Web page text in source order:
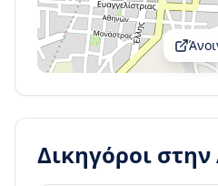
Δικηγόροι στην